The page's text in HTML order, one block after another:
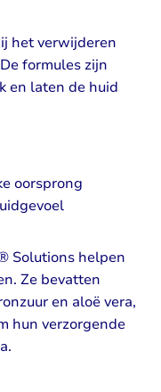
het verwijderen
formules zijn
en laten de huid
oorsprong
Solutions helpen
Ze bevatten
en aloë vera,
hun verzorgende